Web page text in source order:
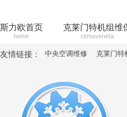
斯力欧首页
home
克莱门特机组维
climaveneta
友情链接： 中央空调维修 克莱门特